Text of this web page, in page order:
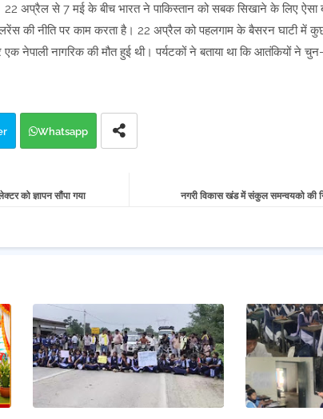
22 अप्रैल से 7 मई के बीच भारत ने पाकिस्तान को सबक सिखाने के लिए
की नीति पर काम करता है। 22 अप्रैल को पहलगाम के बैसरन घाटी में कुछ
नेपाली नागरिक की मौत हुई थी। पर्यटकों ने बताया था कि आतंकियों ने
Whatsapp
नगरी विकास खंड में संकुल समन्वयको की
को ज्ञापन सौंपा गया